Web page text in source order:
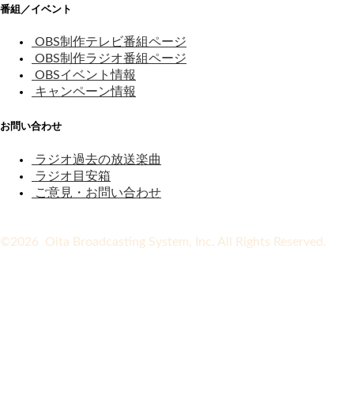
番組／イベント
OBS制作テレビ番組ページ
OBS制作ラジオ番組ページ
OBSイベント情報
キャンペーン情報
お問い合わせ
ラジオ過去の放送楽曲
ラジオ目安箱
ご意見・お問い合わせ
©2026 Oita Broadcasting System, Inc. All Rights Reserved.